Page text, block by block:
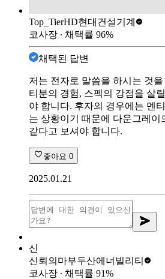
Top_TierHD현대건설기계
코사장 ∙ 채택률 96%
채택된 답변
저는 전자로 말씀을 하시는 것
티분의 경험, 스펙의 강점을 살
야 합니다. 후자의 경우에는 멘
는 상황이기 때문에 다운그레이
같다고 보셔야 합니다.
좋아요 0
2025.01.21
신
신뢰의마부두산에너빌리티
코사장 ∙ 채택률 91%